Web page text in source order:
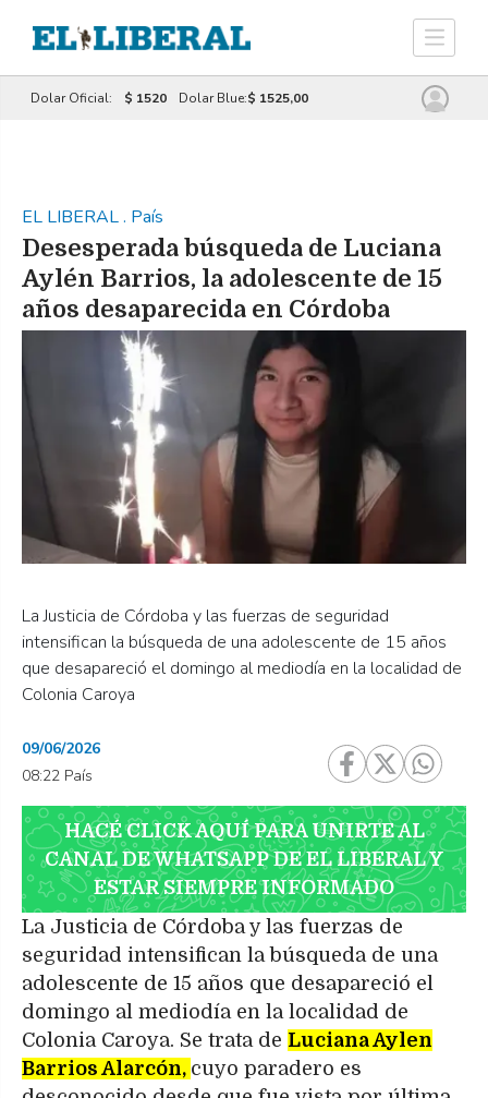
Dolar Oficial: $ 1520 Dolar Blue:$ 1525,00
EL LIBERAL. País
Desesperada búsqueda de Luciana
Aylén Barrios, la adolescente de 15
años desaparecida en Córdoba
La Justicia de Córdoba y las fuerzas de seguridad
intensifican la búsqueda de una adolescente de 15 años
que desapareció el domingo al mediodía en la localidad de
Colonia Caroya
09/06/2026
08:22 País
HACÉ CLICK AQUÍ PARA UNIRTE AL
CANAL DE WHATSAPP DE EL LIBERAL Y
ESTAR SIEMPRE INFORMADO
La Justicia de Córdoba y las fuerzas de
seguridad intensifican la búsqueda de una
adolescente de 15 años que desapareció el
domingo al mediodía en la localidad de
Colonia Caroya. Se trata de Luciana Aylen
Barrios Alarcón, cuyo paradero es